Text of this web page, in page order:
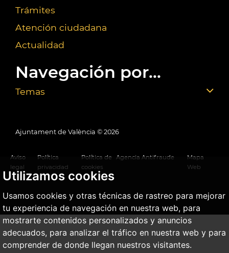
Utilizamos cookies
Usamos cookies y otras técnicas de rastreo para mejorar
tu experiencia de navegación en nuestra web, para
mostrarte contenidos personalizados y anuncios
adecuados, para analizar el tráfico en nuestra web y para
comprender de donde llegan nuestros visitantes.
Trámites
Atención ciudadana
Actualidad
Navegación por...
Temas
Ajuntament de València © 2026
Aviso
legal
Política
privacidad
Política de
cookies
Agencia Antifraude
Mapa
Web